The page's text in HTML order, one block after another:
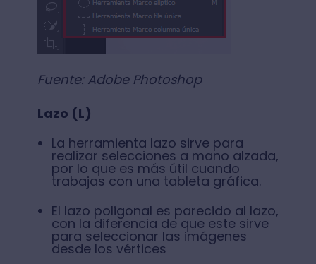
Fuente: Adobe Photoshop
Lazo (L)
La herramienta lazo sirve para
realizar selecciones a mano alzada,
por lo que es más útil cuando
trabajas con una tableta gráfica.
El lazo poligonal es parecido al lazo,
con la diferencia de que este sirve
para seleccionar las imágenes
desde los vértices